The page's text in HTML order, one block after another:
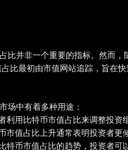
比并非一个重要的指标。然而
比最初由市值网站追踪，旨在
场中有着多种用途：
利用比特币市值占比来调整投资
市值占比上升通常表明投资者更
特币市值占比的趋势，投资者可